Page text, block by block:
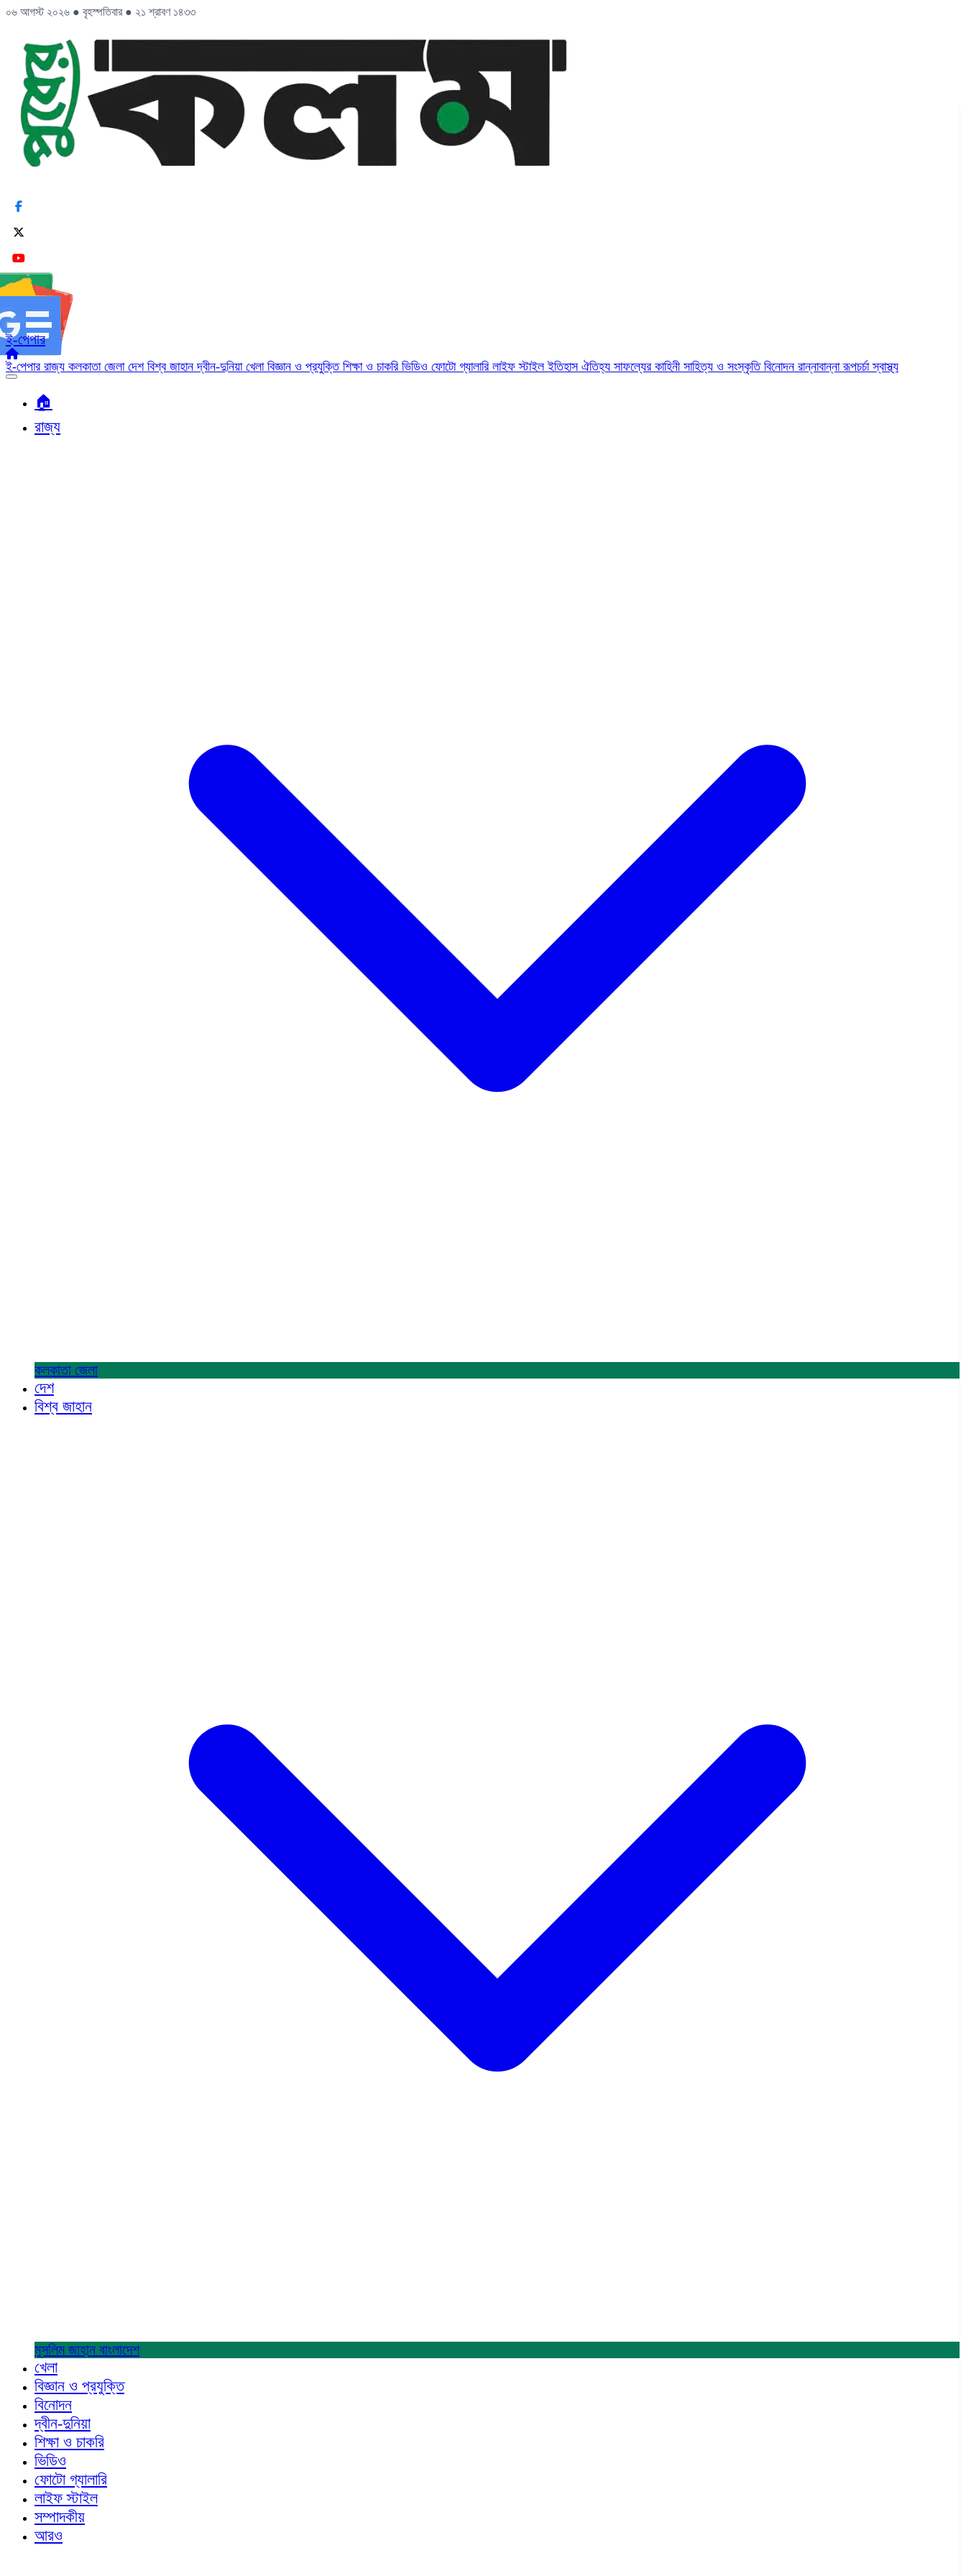
০৬ আগস্ট ২০২৬ ● বৃহস্পতিবার ● ২১ শ্রাবণ ১৪৩৩
ই-পেপার
ই-পেপার রাজ্য কলকাতা জেলা দেশ বিশ্ব জাহানদ্বীন-দুনিয়া খেলা বিজ্ঞান ও প্রযুক্তি শিক্ষা ও চাকরি ভিডিও ফোটো গ্যালারি লাইফ স্টাইলইতিহাস ঐতিহ্য সাফল্যের কাহিনী সাহিত্য ও সংস্কৃতি বিনোদন রান্নাবান্নারূপচর্চাস্বাস্থ্য
🏠︎
রাজ্য
কলকাতা জেলা
দেশ
বিশ্ব জাহান
মুসলিম জাহান বাংলাদেশ
খেলা
বিজ্ঞান ও প্রযুক্তি
বিনোদন
দ্বীন-দুনিয়া
শিক্ষা ও চাকরি
ভিডিও
ফোটো গ্যালারি
লাইফ স্টাইল
সম্পাদকীয়
আরও